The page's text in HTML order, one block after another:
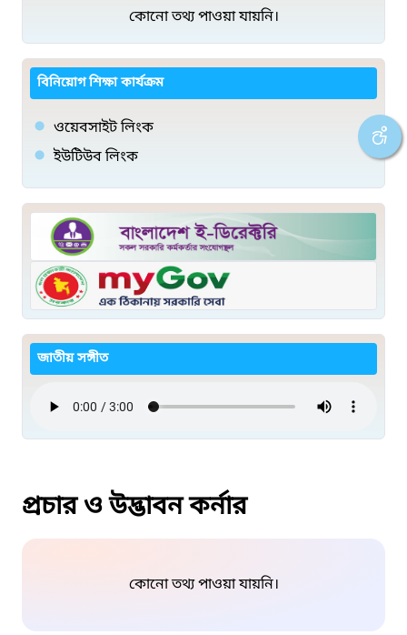
কোনো তথ্য পাওয়া যায়নি।
বিনিয়োগ শিক্ষা কার্যক্রম
ওয়েবসাইট লিংক
ইউটিউব লিংক
জাতীয় সঙ্গীত
প্রচার ও উদ্ভাবন কর্নার
কোনো তথ্য পাওয়া যায়নি।